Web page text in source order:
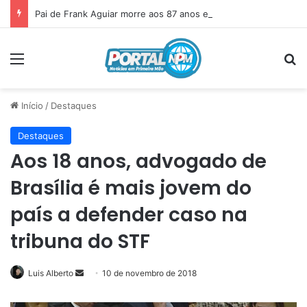
Pai de Frank Aguiar morre aos 87 anos em Itainópolis
Início / Destaques
Destaques
Aos 18 anos, advogado de
Brasília é mais jovem do
país a defender caso na
tribuna do STF
Luis Alberto
Mande10 de novembro de 2018